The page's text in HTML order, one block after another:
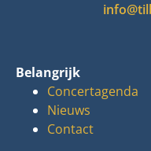
Belangrijk
Concertagenda
Nieuws
Contact